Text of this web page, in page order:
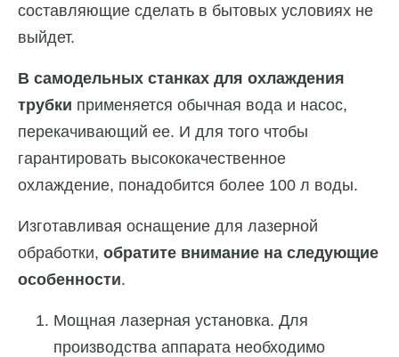
составляющие сделать в бытовых условиях не
выйдет.
В самодельных станках для охлаждения
трубки применяется обычная вода и насос,
перекачивающий ее. И для того чтобы
гарантировать высококачественное
охлаждение, понадобится более 100 л воды.
Изготавливая оснащение для лазерной
обработки, обратите внимание на следующие
особенности.
Мощная лазерная установка. Для
производства аппарата необходимо